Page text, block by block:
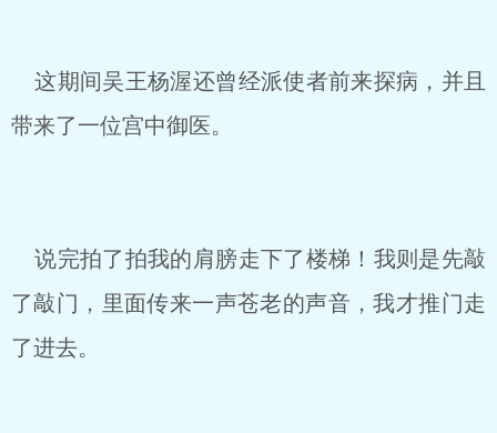
这期间吴王杨渥还曾经派使者前来探病，并且
带来了一位宫中御医。
说完拍了拍我的肩膀走下了楼梯！我则是先敲
了敲门，里面传来一声苍老的声音，我才推门走
了进去。